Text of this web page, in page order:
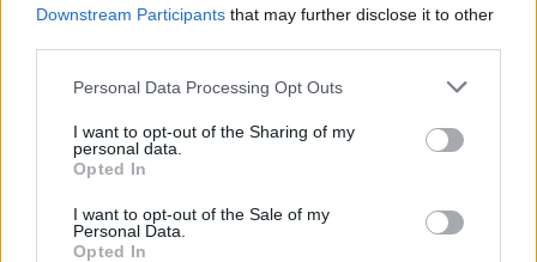
Downstream Participants that may further disclose it to other
Personal Data Processing Opt Outs
I want to opt-out of the Sharing of my
personal data.
Opted In
I want to opt-out of the Sale of my
Personal Data.
Opted In